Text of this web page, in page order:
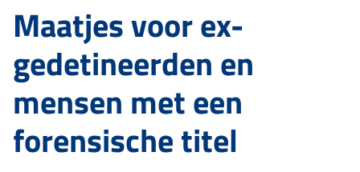
Maatjes voor ex-
gedetineerden en
mensen met een
forensische titel